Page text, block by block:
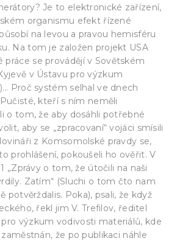
Je to elektronické zařízení,
organismu efekt řízené
na levou a pravou hemisféru
Na tom je založen projekt USA
práce se provádějí v Sovětském
v Ústavu pro výzkum
Proč systém selhal ve dnech
kteří s ním neměli
o tom, že aby dosáhli potřebné
aby se „zpracovaní“ vojáci smísili
z Komsomolské pravdy se,
prohlášení, pokoušeli ho ověřit. V
„Zprávy o tom, že útočili na naši
Zatím“ (Sluchi o tom čto nam
potvěrždalis. Poka), psali, že když
řekl jim V. Trefilov, ředitel
výzkum vodivosti materiálů, kde
že po publikaci náhle